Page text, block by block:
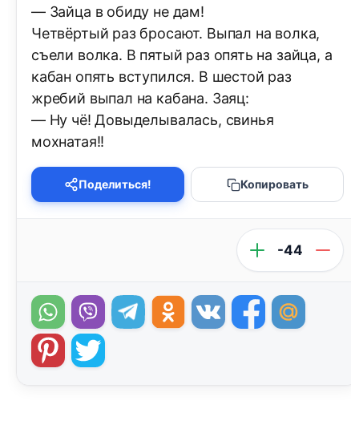
— Зайца в обиду не дам!
Четвёртый раз бросают. Выпал на волка,
съели волка. В пятый раз опять на зайца, а
кабан опять вступился. В шестой раз
жребий выпал на кабана. Заяц:
— Ну чё! Довыделывалась, свинья
мохнатая!!
Поделиться! Копировать
-44